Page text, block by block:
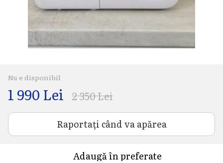
Nu e disponibil
1 990 Lei 2 350 Lei
Raportați când va apărea
Adaugă în preferate